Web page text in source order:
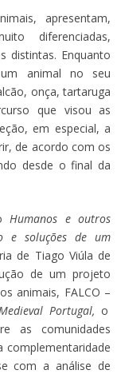
apresentam,
diferenciadas,
distintas. Enquanto
animal no seu
onça, tartaruga
que visou as
em especial, a
de acordo com os
desde o final da
Humanos e outros
e soluções de um
de Tiago Viúla de
de um projeto
animais, FALCO –
Portugal, o
as comunidades
complementaridade
com a análise de